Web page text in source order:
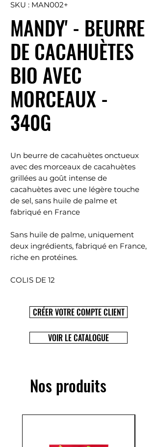
SKU : MAN002+
MANDY' - BEURRE
DE CACAHUÈTES
BIO AVEC
MORCEAUX -
340G
Un beurre de cacahuètes onctueux
avec des morceaux de cacahuètes
grillées au goût intense de
cacahuètes avec une légère touche
de sel, sans huile de palme et
fabriqué en France
Sans huile de palme, uniquement
deux ingrédients, fabriqué en France,
riche en protéines.
COLIS DE 12
CRÉER VOTRE COMPTE CLIENT
VOIR LE CATALOGUE
Nos produits